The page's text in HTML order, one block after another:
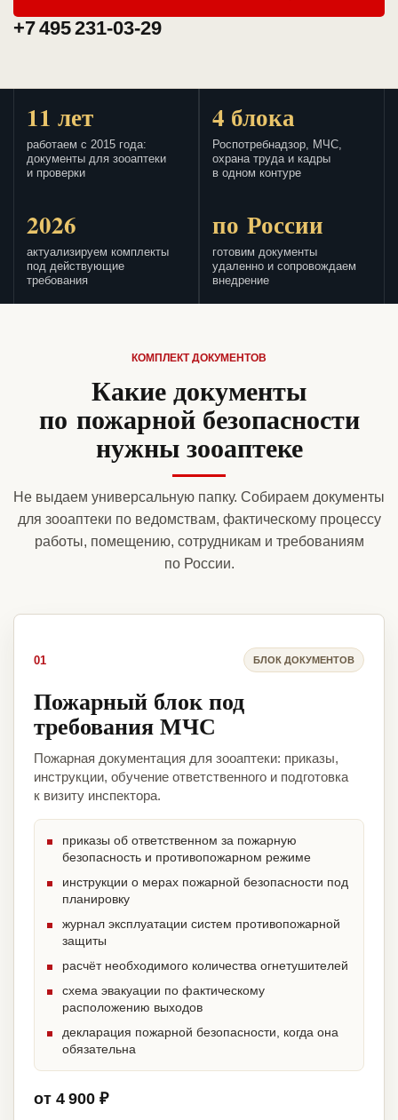
+7 495 231-03-29
11 лет
работаем с 2015 года:
документы для зооаптеки
и проверки
4 блока
Роспотребнадзор, МЧС,
охрана труда и кадры
в одном контуре
2026
актуализируем комплекты
под действующие
требования
по России
готовим документы
удаленно и сопровождаем
внедрение
КОМПЛЕКТ ДОКУМЕНТОВ
Какие документы
по пожарной безопасности
нужны зооаптеке
Не выдаем универсальную папку. Собираем документы
для зооаптеки по ведомствам, фактическому процессу
работы, помещению, сотрудникам и требованиям
по России.
01 БЛОК ДОКУМЕНТОВ
Пожарный блок под
требования МЧС
Пожарная документация для зооаптеки: приказы,
инструкции, обучение ответственного и подготовка
к визиту инспектора.
приказы об ответственном за пожарную
безопасность и противопожарном режиме
инструкции о мерах пожарной безопасности под
планировку
журнал эксплуатации систем противопожарной
защиты
расчёт необходимого количества огнетушителей
схема эвакуации по фактическому
расположению выходов
декларация пожарной безопасности, когда она
обязательна
от 4 900 ₽